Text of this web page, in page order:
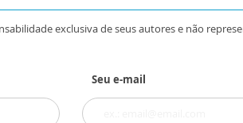
exclusiva de seus autores e não
Seu e-mail